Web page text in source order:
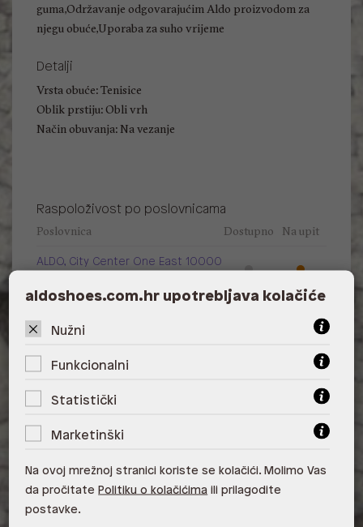
guma,Održavanje odgovarajućim Aldo proizvodom za
njegu obuće,Uporaba za suho vrijeme
Detalji
Vrsta obuće: Tenisice
Oblik prstiju: Obli vrh
Način obuvanja: Na vezanje
Raspoloživost po poslovnicama
Poslovnica Dostupno Na upit
ALDO, City Center One East 10000
10000 Zagreb
ALDO, Arena Centar 10020 Zagreb
ALDO, Mall of Split Split
ALDO, City Center One Split 21000
Split
ALDO, Tower Centar 51000 Rijeka
ALDO, Supernova Zadar Zadar
aldoshoes.com.hr upotrebljava kolačiće
Nužni
Funkcionalni
Statistički
Marketinški
Na ovoj mrežnoj stranici koriste se kolačići. Molimo Vas
da pročitate Politiku o kolačićima ili prilagodite
postavke.